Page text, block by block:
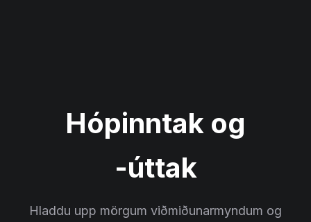
Hópinntak og
-úttak
Hladdu upp mörgum viðmiðunarmyndum og